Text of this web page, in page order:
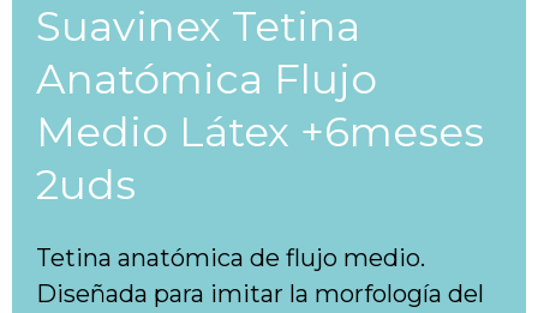
Suavinex Tetina
Anatómica Flujo
Medio Látex +6meses
2uds
Tetina anatómica de flujo medio.
Diseñada para imitar la morfología del